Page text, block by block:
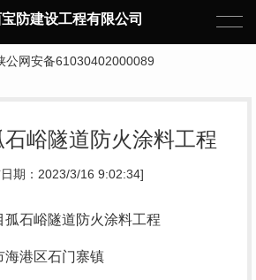
防建设工程有限公司
公网安备61030402000089
峪隧道防火涂料工程
期：2023/3/16 9:02:34]
孤石峪隧道防火涂料工程
海港区石门寨镇